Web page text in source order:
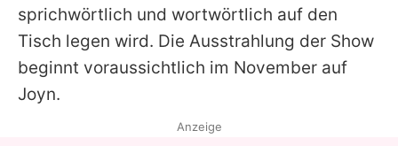
Utiq verwalten
sprichwörtlich und wortwörtlich auf den
Tisch legen wird. Die Ausstrahlung der Show
beginnt voraussichtlich im November auf
Joyn.
Anzeige